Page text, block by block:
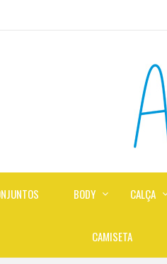
BODY CALÇA
CAMISETA